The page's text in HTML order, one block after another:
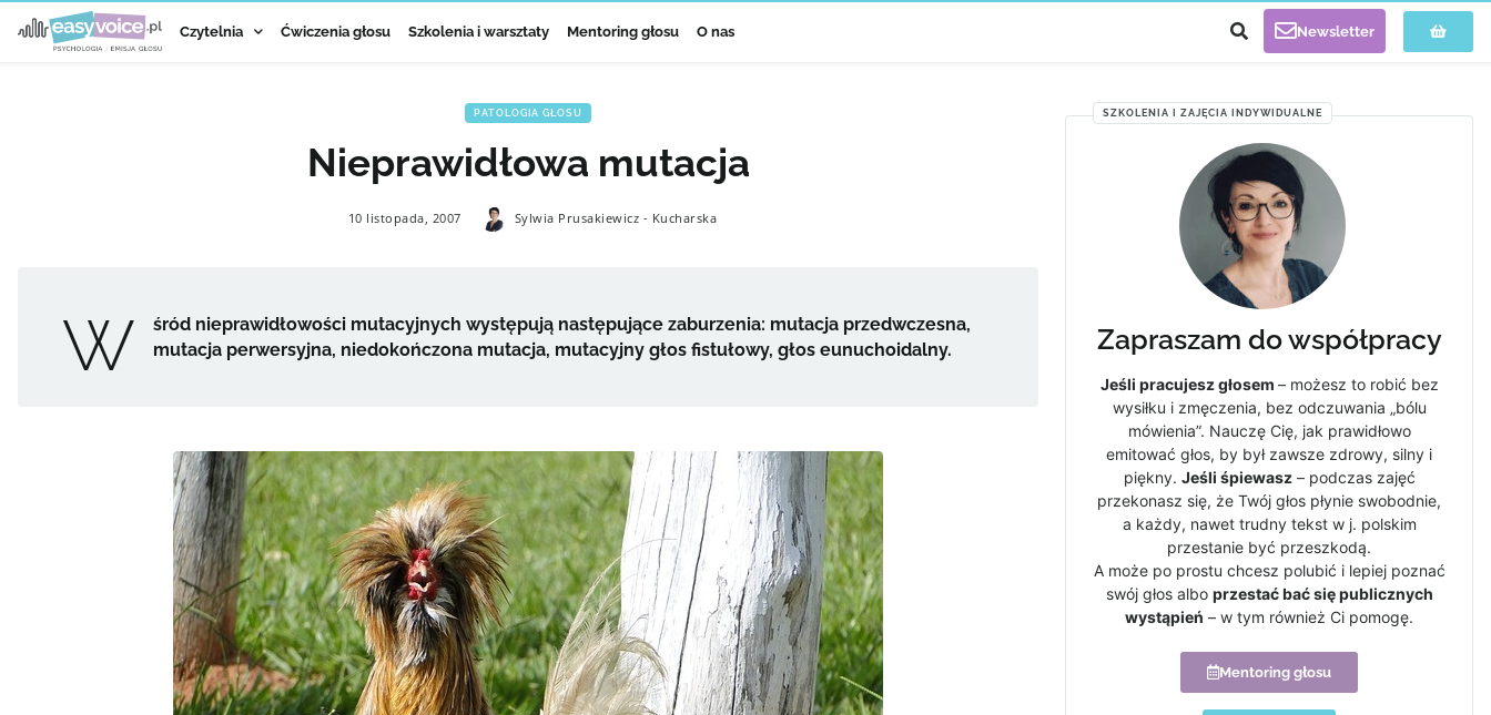
Czytelnia Ćwiczenia głosu Szkolenia i warsztaty Mentoring głosu O nas Newsletter
PATOLOGIA GŁOSU
Nieprawidłowa mutacja
10 listopada, 2007 Sylwia Prusakiewicz - Kucharska
W
śród nieprawidłowości mutacyjnych występują następujące zaburzenia: mutacja przedwczesna,
mutacja perwersyjna, niedokończona mutacja, mutacyjny głos fistułowy, głos eunuchoidalny.
Zapraszam do współpracy
Jeśli pracujesz głosem – możesz to robić bez
wysiłku i zmęczenia, bez odczuwania „bólu
mówienia”. Nauczę Cię, jak prawidłowo
emitować głos, by był zawsze zdrowy, silny i
piękny. Jeśli śpiewasz– podczas zajęć
przekonasz się, że Twój głos płynie swobodnie,
a każdy, nawet trudny tekst w j. polskim
przestanie być przeszkodą.
A może po prostu chcesz polubić i lepiej poznać
swój głos albo przestać bać się publicznych
wystąpień – w tym również Ci pomogę.
Mentoring głosu
SZKOLENIA I ZAJĘCIA INDYWIDUALNE